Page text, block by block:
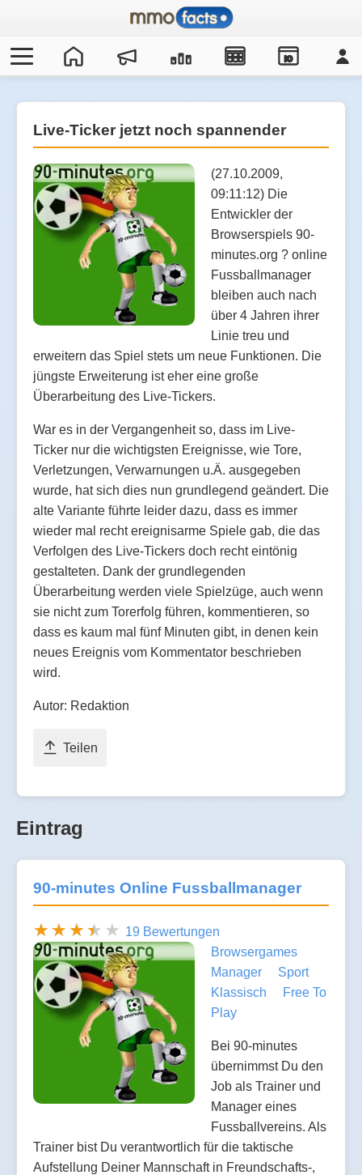
IO
Live-Ticker jetzt noch spannender
(27.10.2009,
09:11:12) Die
Entwickler der
Browserspiels 90-
minutes.org ? online
Fussballmanager
bleiben auch nach
über 4 Jahren ihrer
Linie treu und
erweitern das Spiel stets um neue Funktionen. Die
jüngste Erweiterung ist eher eine große
Überarbeitung des Live-Tickers.
War es in der Vergangenheit so, dass im Live-
Ticker nur die wichtigsten Ereignisse, wie Tore,
Verletzungen, Verwarnungen u.Ä. ausgegeben
wurde, hat sich dies nun grundlegend geändert. Die
alte Variante führte leider dazu, dass es immer
wieder mal recht ereignisarme Spiele gab, die das
Verfolgen des Live-Tickers doch recht eintönig
gestalteten. Dank der grundlegenden
Überarbeitung werden viele Spielzüge, auch wenn
sie nicht zum Torerfolg führen, kommentieren, so
dass es kaum mal fünf Minuten gibt, in denen kein
neues Ereignis vom Kommentator beschrieben
wird.
Autor: Redaktion
Teilen
Eintrag
90-minutes Online Fussballmanager
19 Bewertungen
Browsergames
Manager
Sport
Klassisch
Free To
Play
Bei 90-minutes
übernimmst Du den
Job als Trainer und
Manager eines
Fussballvereins. Als
Trainer bist Du verantwortlich für die taktische
Aufstellung Deiner Mannschaft in Freundschafts-,